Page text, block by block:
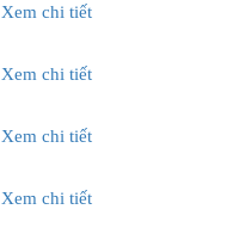
Xem chi tiết
Xem chi tiết
Xem chi tiết
Xem chi tiết